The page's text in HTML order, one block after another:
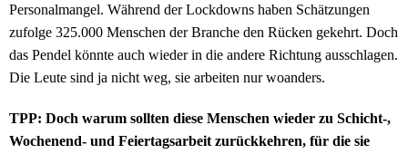
Personalmangel. Während der Lockdowns haben Schätzungen
zufolge 325.000 Menschen der Branche den Rücken gekehrt. Doch
das Pendel könnte auch wieder in die andere Richtung ausschlagen.
Die Leute sind ja nicht weg, sie arbeiten nur woanders.
TPP: Doch warum sollten diese Menschen wieder zu Schicht-,
Wochenend- und Feiertagsarbeit zurückkehren, für die sie